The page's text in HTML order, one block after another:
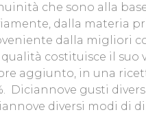
che sono alla
dalla materia
dalla migliori
costituisce il suo
aggiunto, in una
Diciannove gusti
diversi modi di